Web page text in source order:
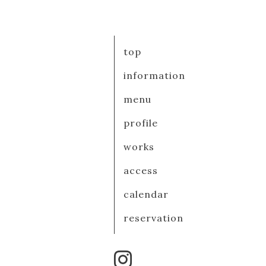
top
information
menu
profile
works
access
calendar
reservation